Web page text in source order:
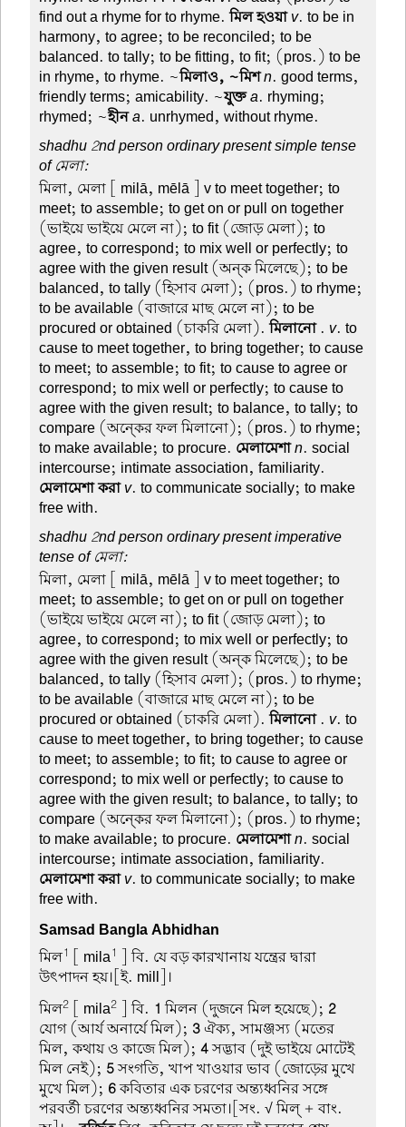
find out a rhyme for to rhyme.মিল হওয়া v. to be in
harmony, to agree; to be reconciled; to be
balanced. to tally; to be fitting, to fit; (pros.) to be
in rhyme, to rhyme. ~মিলাও, ~মিশn. good terms,
friendly terms; amicability. ~যুক্তa. rhyming;
rhymed; ~হীনa. unrhymed, without rhyme.
shadhu 2nd person ordinary present simple tense
of মেলা:
মিলা, মেলা [ milā, mēlā ] v to meet together; to
meet; to assemble; to get on or pull on together
(ভাইয়ে ভাইয়ে মেলে না); to fit (জোড় মেলা); to
agree, to correspond; to mix well or perfectly; to
agree with the given result (অন্ক মিলেছে); to be
balanced, to tally (হিসাব মেলা); (pros.) to rhyme;
to be available (বাজারে মাছ মেলে না); to be
procured or obtained (চাকরি মেলা).মিলানো. v. to
cause to meet together, to bring together; to cause
to meet; to assemble; to fit; to cause to agree or
correspond; to mix well or perfectly; to cause to
agree with the given result; to balance, to tally; to
compare (অন্কের ফল মিলানো); (pros.) to rhyme;
to make available; to procure. মেলামেশাn. social
intercourse; intimate association, familiarity.
মেলামেশা করা v. to communicate socially; to make
free with.
shadhu 2nd person ordinary present imperative
tense of মেলা:
মিলা, মেলা [ milā, mēlā ] v to meet together; to
meet; to assemble; to get on or pull on together
(ভাইয়ে ভাইয়ে মেলে না); to fit (জোড় মেলা); to
agree, to correspond; to mix well or perfectly; to
agree with the given result (অন্ক মিলেছে); to be
balanced, to tally (হিসাব মেলা); (pros.) to rhyme;
to be available (বাজারে মাছ মেলে না); to be
procured or obtained (চাকরি মেলা).মিলানো. v. to
cause to meet together, to bring together; to cause
to meet; to assemble; to fit; to cause to agree or
correspond; to mix well or perfectly; to cause to
agree with the given result; to balance, to tally; to
compare (অন্কের ফল মিলানো); (pros.) to rhyme;
to make available; to procure. মেলামেশাn. social
intercourse; intimate association, familiarity.
মেলামেশা করা v. to communicate socially; to make
free with.
Samsad Bangla Abhidhan
মিল1 [ mila1
] বি. যে বড় কারখানায় যন্ত্রের দ্বারা
উৎপাদন হয়।[ই. mill]।
মিল2 [ mila2 ] বি. 1 মিলন (দুজনে মিল হয়েছে); 2
যোগ (আর্য অনার্যে মিল); 3ঐক্য, সামঞ্জস্য (মতের
মিল, কথায় ও কাজে মিল);4সদ্ভাব (দুই ভাইয়ে মোটেই
মিল নেই); 5সংগতি, খাপ খাওয়ার ভাব (জোড়ের মুখে
মুখে মিল); 6কবিতার এক চরণের অন্ত্যধ্বনির সঙ্গে
পরবর্তী চরণের অন্ত্যধ্বনির সমতা।[সং. √ মিল্ + বাং.